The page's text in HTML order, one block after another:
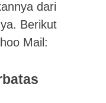
dari
Berikut
Mail: